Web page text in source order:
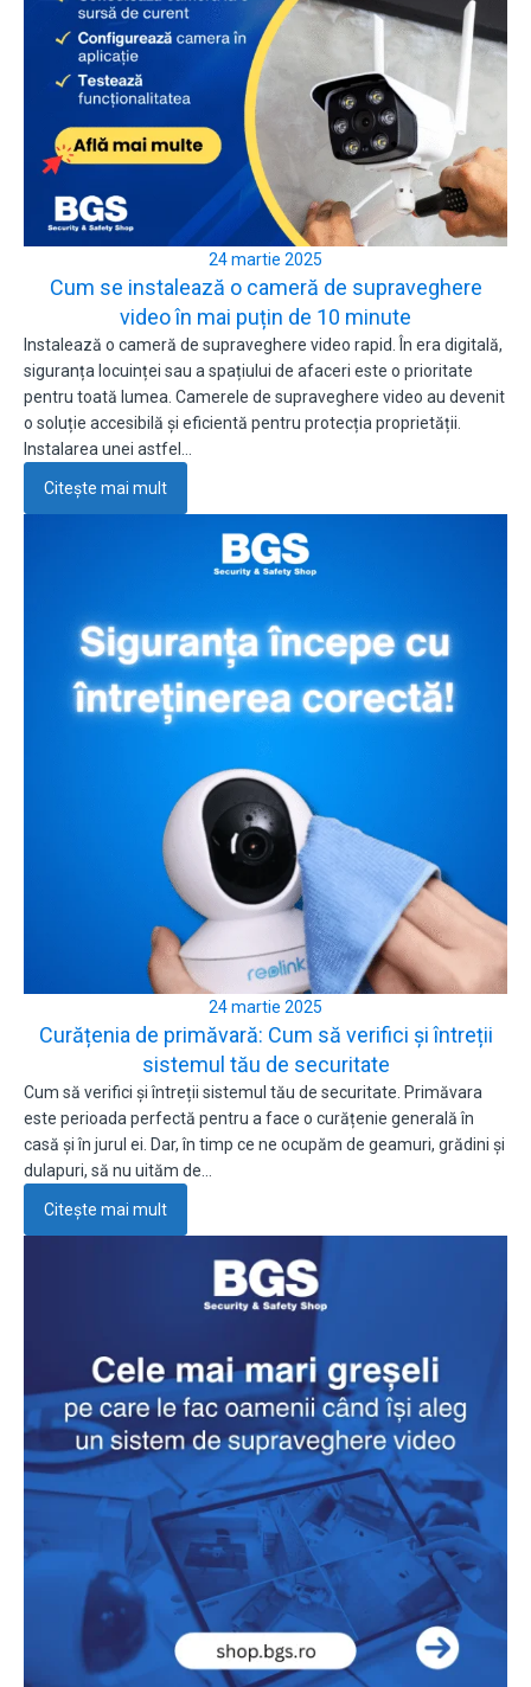
24 martie 2025
Cum se instalează o cameră de supraveghere
video în mai puțin de 10 minute
Instalează o cameră de supraveghere video rapid. În era digitală,
siguranța locuinței sau a spațiului de afaceri este o prioritate
pentru toată lumea. Camerele de supraveghere video au devenit
o soluție accesibilă și eficientă pentru protecția proprietății.
Instalarea unei astfel…
Citește mai mult
24 martie 2025
Curățenia de primăvară: Cum să verifici și întreții
sistemul tău de securitate
Cum să verifici și întreții sistemul tău de securitate. Primăvara
este perioada perfectă pentru a face o curățenie generală în
casă și în jurul ei. Dar, în timp ce ne ocupăm de geamuri, grădini și
dulapuri, să nu uităm de…
Citește mai mult